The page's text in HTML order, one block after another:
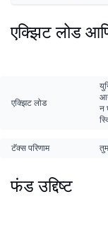
एक्झिट लोड
एक्झिट लोड
न
टॅक्स परिणाम
फंड उद्दिष्ट